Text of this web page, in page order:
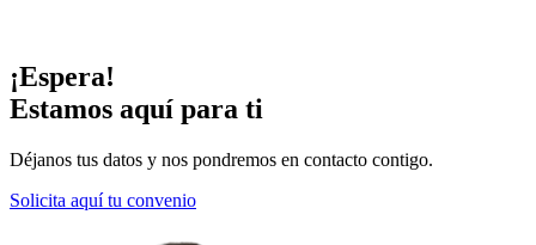
¡Espera!
Estamos aquí para ti
Déjanos tus datos y nos pondremos en contacto contigo.
Solicita aquí tu convenio